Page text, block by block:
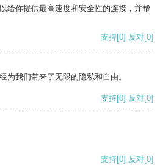
给你提供最高速度和安全性的连接，并帮
支持[0] 反对[0]
为我们带来了无限的隐私和自由。
支持[0] 反对[0]
支持[0] 反对[0]